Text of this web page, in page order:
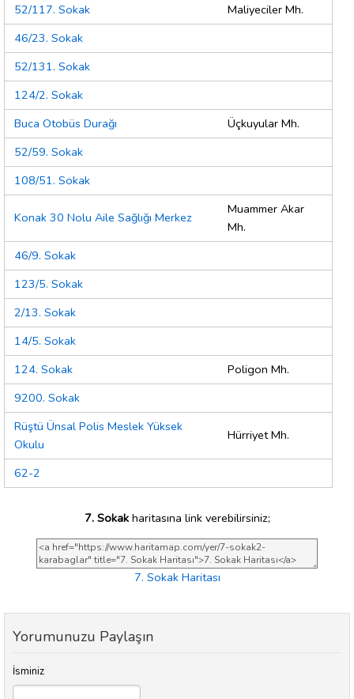
52/117. Sokak
Maliyeciler Mh.
46/23. Sokak
52/131. Sokak
124/2. Sokak
Buca Otobüs Durağı
Üçkuyular Mh.
52/59. Sokak
108/51. Sokak
Konak 30 Nolu Aile Sağlığı Merkez
Muammer Akar
Mh.
46/9. Sokak
123/5. Sokak
2/13. Sokak
14/5. Sokak
124. Sokak
Poligon Mh.
9200. Sokak
Rüştü Ünsal Polis Meslek Yüksek
Okulu
Hürriyet Mh.
62-2
7. Sokakharitasına link verebilirsiniz;
7. Sokak Haritası
Yorumunuzu Paylaşın
İsminiz